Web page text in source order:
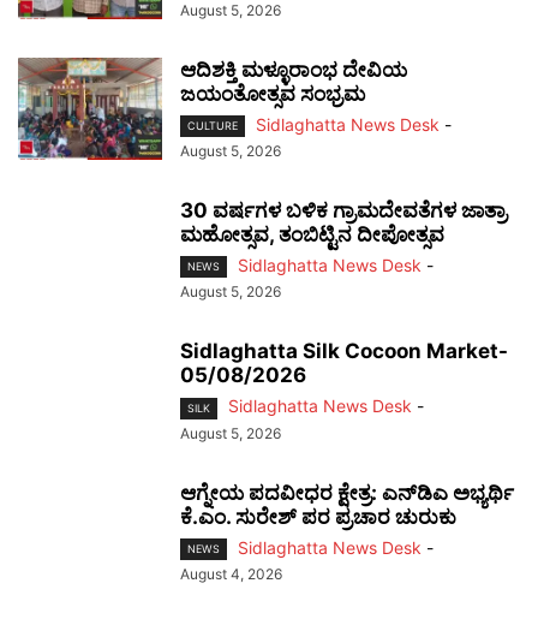
August 5, 2026
ಆದಿಶಕ್ತಿ ಮಳ್ಳೂರಾಂಭ ದೇವಿಯ
ಜಯಂತೋತ್ಸವ ಸಂಭ್ರಮ
CULTURE Sidlaghatta News Desk -
August 5, 2026
30 ವರ್ಷಗಳ ಬಳಿಕ ಗ್ರಾಮದೇವತೆಗಳ ಜಾತ್ರಾ
ಮಹೋತ್ಸವ, ತಂಬಿಟ್ಟಿನ ದೀಪೋತ್ಸವ
NEWS Sidlaghatta News Desk -
August 5, 2026
Sidlaghatta Silk Cocoon Market-
05/08/2026
SILK Sidlaghatta News Desk -
August 5, 2026
ಆಗ್ನೇಯ ಪದವೀಧರ ಕ್ಷೇತ್ರ: ಎನ್‌ಡಿಎ ಅಭ್ಯರ್ಥಿ
ಕೆ.ಎಂ. ಸುರೇಶ್ ಪರ ಪ್ರಚಾರ ಚುರುಕು
NEWS Sidlaghatta News Desk -
August 4, 2026